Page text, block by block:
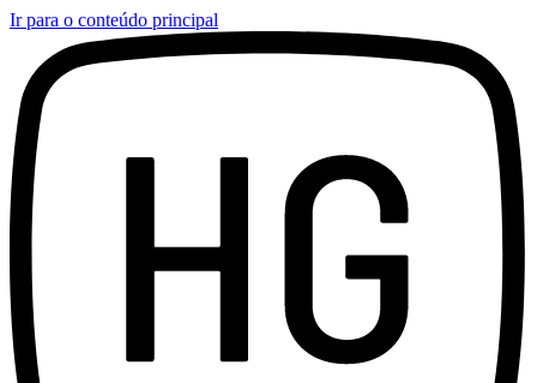
Ir para o conteúdo principal